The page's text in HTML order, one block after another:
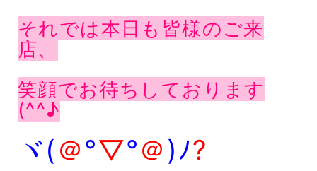
それでは本日も皆様のご来
店、
笑顔でお待ちしております
(^^♪
ヾ(＠°▽°＠)ﾉ?